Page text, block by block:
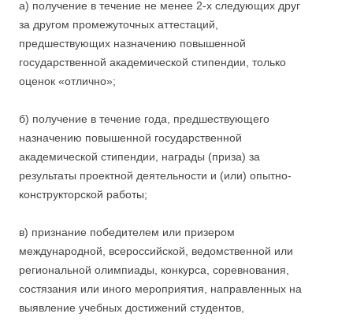
а) получение в течение не менее 2-х следующих друг
за другом промежуточных аттестаций,
предшествующих назначению повышенной
государственной академической стипендии, только
оценок «отлично»;
б) получение в течение года, предшествующего
назначению повышенной государственной
академической стипендии, награды (приза) за
результаты проектной деятельности и (или) опытно-
конструкторской работы;
в) признание победителем или призером
международной, всероссийской, ведомственной или
региональной олимпиады, конкурса, соревнования,
состязания или иного мероприятия, направленных на
выявление учебных достижений студентов,